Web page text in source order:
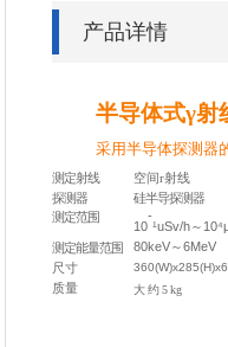
产品详情
半导体式γ射
采用半导体探测器
测定射线 空间r射线
探测器
硅半导探测器
测定范围
10
-
¹uSv/h～
测定能量范围
80keV～6MeV
尺寸
质量 大约5kg